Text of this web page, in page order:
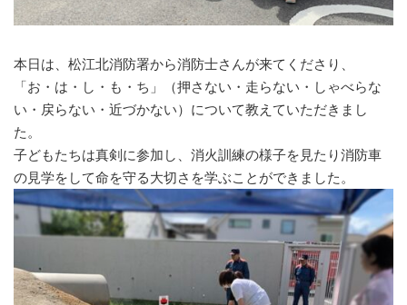
本日は、松江北消防署から消防士さんが来てくださり、
「お・は・し・も・ち」（押さない・走らない・しゃべらな
い・戻らない・近づかない）について教えていただきまし
た。
子どもたちは真剣に参加し、消火訓練の様子を見たり消防車
の見学をして命を守る大切さを学ぶことができました。